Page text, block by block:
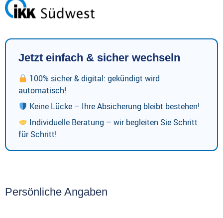
Jetzt einfach & sicher wechseln
100% sicher & digital: gekündigt wird
automatisch!
Keine Lücke – Ihre Absicherung bleibt bestehen!
Individuelle Beratung – wir begleiten Sie Schritt
für Schritt!
Persönliche Angaben